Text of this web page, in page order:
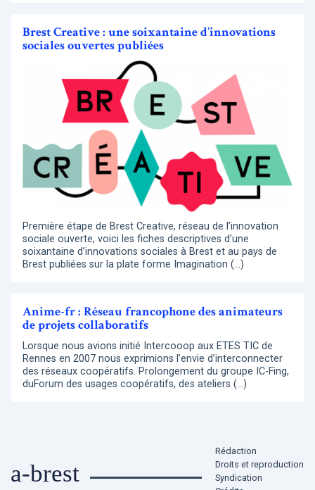
Brest Creative : une soixantaine d’innovations
sociales ouvertes publiées
Première étape de Brest Creative, réseau de l’innovation
sociale ouverte, voici les fiches descriptives d’une
soixantaine d’innovations sociales à Brest et au pays de
Brest publiées sur la plate forme Imagination (…)
Anime-fr : Réseau francophone des animateurs
de projets collaboratifs
Lorsque nous avions initié Intercooop aux ETES TIC de
Rennes en 2007 nous exprimions l’envie d’interconnecter
des réseaux coopératifs. Prolongement du groupe IC-Fing,
duForum des usages coopératifs, des ateliers (…)
a-brest
Rédaction
Droits et reproduction
Syndication